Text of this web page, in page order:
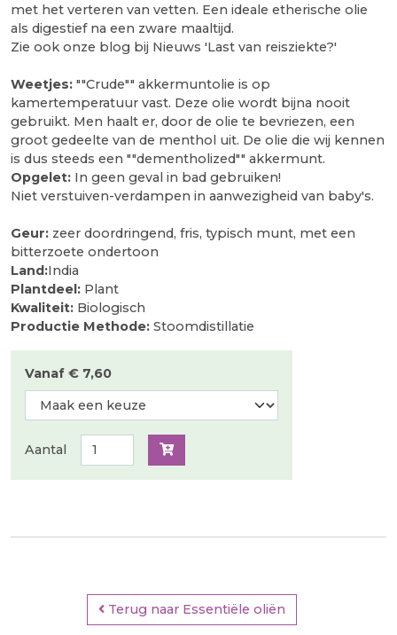
met het verteren van vetten. Een ideale etherische olie
als digestief na een zware maaltijd.
Zie ook onze blog bij Nieuws 'Last van reisziekte?'
Weetjes: ""Crude"" akkermuntolie is op
kamertemperatuur vast. Deze olie wordt bijna nooit
gebruikt. Men haalt er, door de olie te bevriezen, een
groot gedeelte van de menthol uit. De olie die wij kennen
is dus steeds een ""dementholized"" akkermunt.
Opgelet: In geen geval in bad gebruiken!
Niet verstuiven-verdampen in aanwezigheid van baby's.
Geur: zeer doordringend, fris, typisch munt, met een
bitterzoete ondertoon
Land:India
Plantdeel: Plant
Kwaliteit: Biologisch
Productie Methode: Stoomdistillatie
Vanaf € 7,60
Aantal
Terug naar Essentiële oliën